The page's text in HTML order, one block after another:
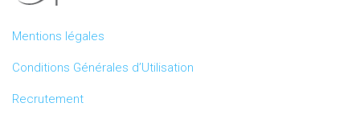
Mentions légales
Conditions Générales d’Utilisation
Recrutement